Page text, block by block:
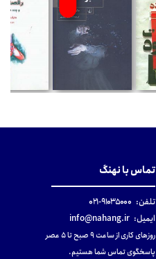
تماس با نهنگ
تلفن: ۹۱۰۳۵۰۰۰-۰۲۱
ایمیل: info@nahang.ir
روزهای کاری از ساعت ۹ صبح تا ۵ عصر
پاسخگوی تماس شما هستیم.